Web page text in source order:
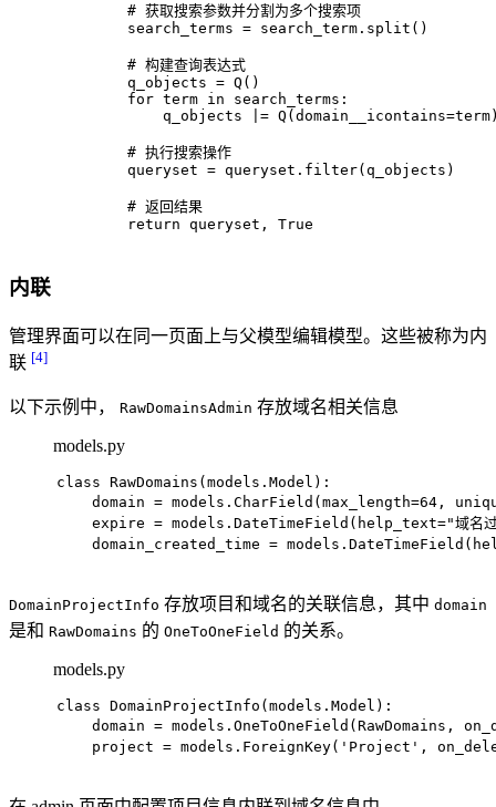
# 获取搜索参数并分割为多个搜索项
        search_terms = search_term.split()
# 构建查询表达式
        q_objects = Q()
for term in search_terms:
q_objects |=
# 执行搜索操作
        queryset = queryset.
filter(q_objects)
# 返回结果
return queryset, True
内联
管理界面可以在同一页面上与父模型编辑模型。这些被称为内
联 [4]
以下示例中， RawDomainsAdmin 存放域名相关信息
models.py
class RawDomains (models.Model):
    domain = models.CharField(max_length=
64 ,
    expire = models.DateTimeField(help_text=
"域名
domain_created_time =
DomainProjectInfo 存放项目和域名的关联信息，其中 domain
是和 RawDomains 的 OneToOneField 的关系。
models.py
class DomainProjectInfo (models.Model):
domain = models.OneToOneField(RawDomains,
    project = models.ForeignKey(
'Project' ,